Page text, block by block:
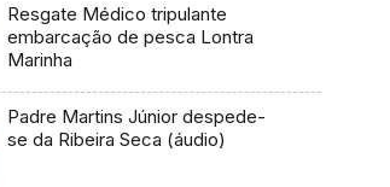
Resgate Médico tripulante
embarcação de pesca Lontra
Marinha
Padre Martins Júnior despede-
se da Ribeira Seca (áudio)